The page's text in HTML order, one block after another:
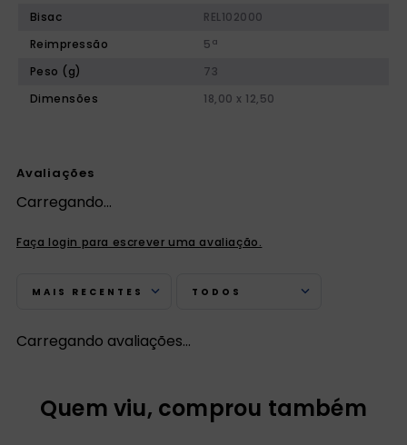
Bisac
REL102000
Reimpressão
5ª
Peso (g)
73
Dimensões
18,00 x 12,50
Avaliações
Carregando…
Faça login para escrever uma avaliação.
MAIS RECENTES TODOS
Carregando avaliações…
Quem viu, comprou também